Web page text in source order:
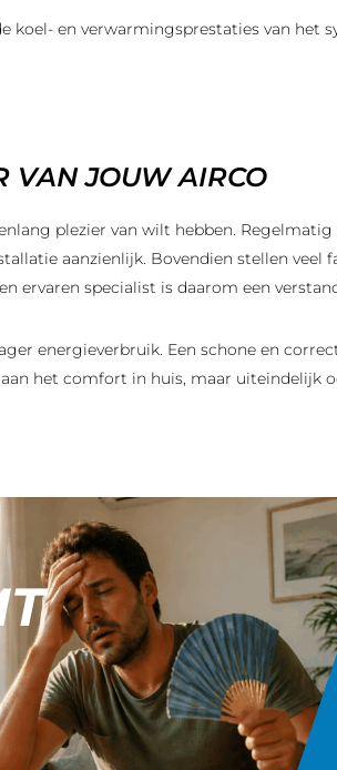
koel- en verwarmingsprestaties van
VAN JOUW AIRCO
plezier van wilt hebben.
aanzienlijk. Bovendien stellen
ervaren specialist is daarom een
energieverbruik. Een schone en
het comfort in huis, maar uiteindelijk